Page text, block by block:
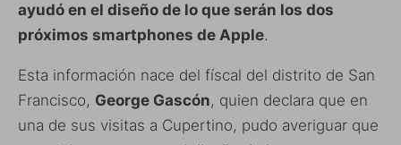
ayudó en el diseño de lo que serán los dos
próximos smartphones de Apple.
Esta información nace del físcal del distrito de San
Francisco, George Gascón, quien declara que en
una de sus visitas a Cupertino, pudo averiguar que